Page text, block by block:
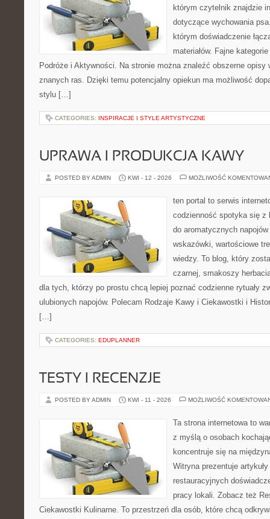
którym czytelnik znajdzie
dotyczące wychowania
którym doświadczenie
materiałów. Fajne
Podróże i Aktywności. Na stronie można znaleźć obszerne opisy
znanych ras. Dzięki temu potencjalny opiekun ma możliwość
stylu […]
CATEGORIES: INSPIRACJE I STYLE ARTYSTYCZNE
UPRAWA I PRODUKCJA KAWY
POSTED BY ADMIN KWI - 12 - 2026 MOŻLIWOŚĆ
ten portal to serwis
codzienność spotyka się z
do aromatycznych
wskazówki, wartościowe
wiedzy. To blog, który
czarnej, smakoszy
dla tych, którzy po prostu chcą lepiej poznać codzienne rytuały
ulubionych napojów. Polecam Rodzaje Kawy i Ciekawostki i
[…]
CATEGORIES: EDUPLANNER
TESTY I RECENZJE
POSTED BY ADMIN KWI - 11 - 2026 MOŻLIWOŚĆ
Ta strona internetowa to
z myślą o osobach
koncentruje się na
Witryna prezentuje
restauracyjnych
pracy lokali. Zobacz też
Ciekawostki Kulinarne. To przestrzeń dla osób, które chcą